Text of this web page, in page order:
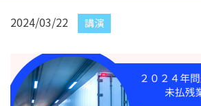
2024/03/22 講演